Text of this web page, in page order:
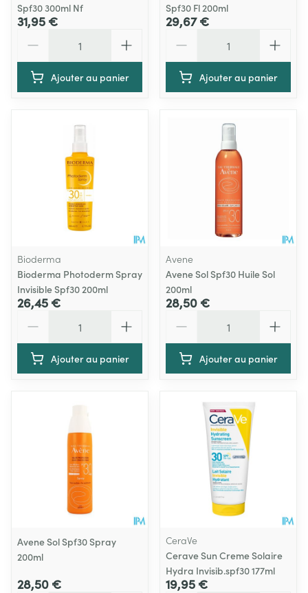
Spf30 300ml Nf
31,95 €
Ajouter au panier
Spf30 Fl 200ml
29,67 €
Ajouter au panier
Bioderma
Bioderma Photoderm Spray
Invisible Spf30 200ml
26,45 €
Ajouter au panier
Avene
Avene Sol Spf30 Huile Sol
200ml
28,50 €
Ajouter au panier
Avene Sol Spf30 Spray
200ml
28,50 €
CeraVe
Cerave Sun Creme Solaire
Hydra Invisib.spf30 177ml
19,95 €